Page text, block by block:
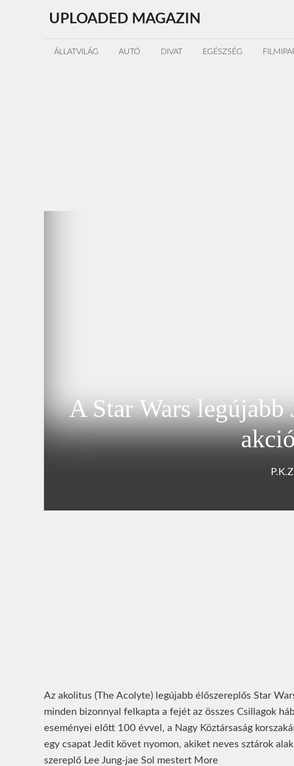
tartalomba
UPLOADED MAGAZIN
ÁLLATVILÁG AUTÓ DIVAT EGÉSZSÉG
A Star Wars legújabb
Az akolitus (The Acolyte) legújabb élőszereplős Star
minden bizonnyal felkapta a fejét az összes Csillagok
eseményei előtt 100 évvel, a Nagy Köztársaság
egy csapat Jedit követ nyomon, akiket neves sztárok
szereplő Lee Jung-jae Sol mestert More